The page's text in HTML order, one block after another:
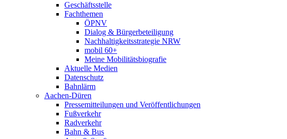
Geschäftsstelle
Fachthemen
ÖPNV
Dialog & Bürgerbeteiligung
Nachhaltigkeitsstrategie NRW
mobil 60+
Meine Mobilitätsbiografie
Aktuelle Medien
Datenschutz
Bahnlärm
Aachen-Düren
Pressemitteilungen und Veröffentlichungen
Fußverkehr
Radverkehr
Bahn & Bus